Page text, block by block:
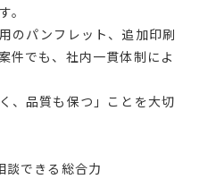
。
のパンフレット、追加印刷
件でも、社内一貫体制によ
、品質も保つ」ことを大切
談できる総合力